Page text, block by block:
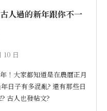
人過的新年跟你不一
10 日
！大家都知道是在農曆正月
日子有多混亂? 還有那些日
古人也發帖文?